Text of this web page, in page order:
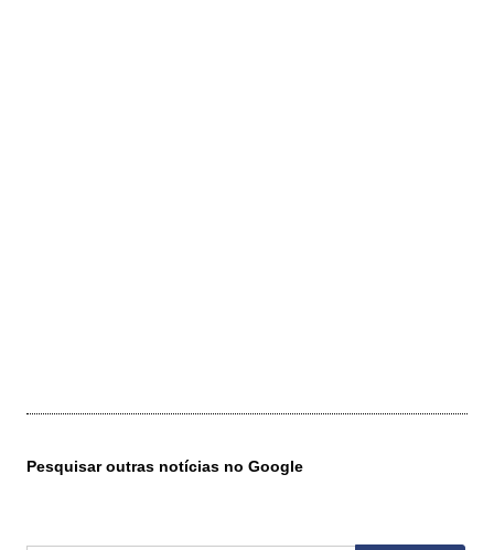
Pesquisar outras notícias no Google